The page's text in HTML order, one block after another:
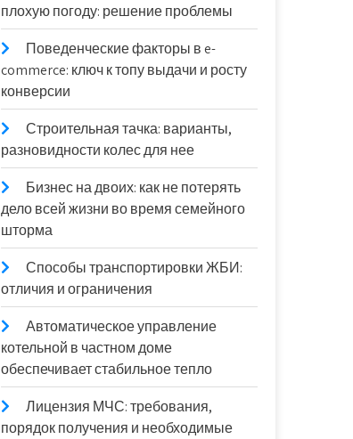
плохую погоду: решение проблемы
Поведенческие факторы в e-
commerce: ключ к топу выдачи и росту
конверсии
Строительная тачка: варианты,
разновидности колес для нее
Бизнес на двоих: как не потерять
дело всей жизни во время семейного
шторма
Способы транспортировки ЖБИ:
отличия и ограничения
Автоматическое управление
котельной в частном доме
обеспечивает стабильное тепло
Лицензия МЧС: требования,
порядок получения и необходимые